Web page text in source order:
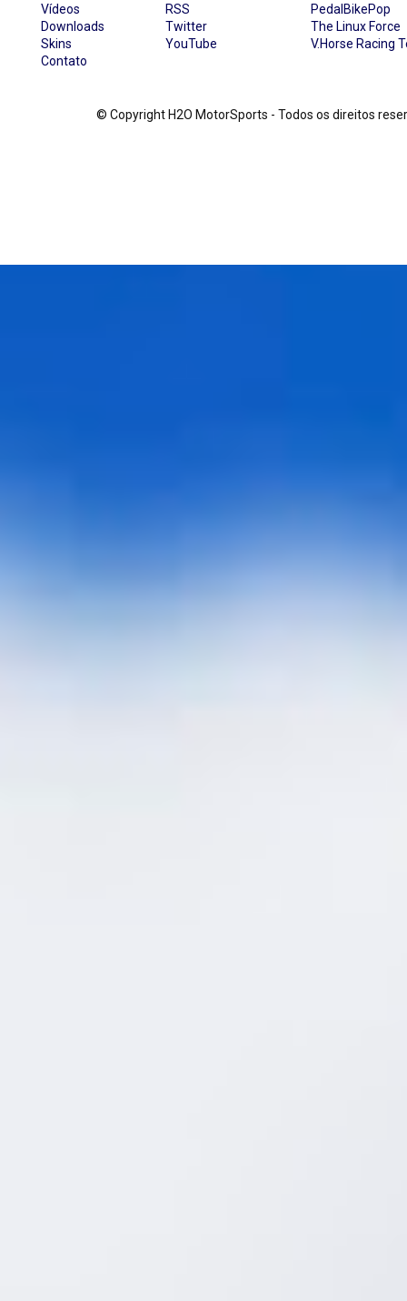
Vídeos
Downloads
Skins
Contato
RSS
Twitter
YouTube
PedalBikePop
The Linux Force
V.Horse Racing
© Copyright H2O MotorSports - Todos os direitos